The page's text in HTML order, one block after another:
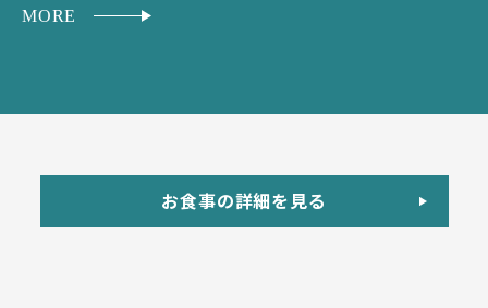
MORE
お食事の詳細を見る